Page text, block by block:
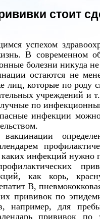
стоит
успехом
В современном
болезни никуда
остаются не
лиц, которые по роду
учреждений
по
инфекции
инфекций нужно
как корь,
В,
по
например, для
прививок